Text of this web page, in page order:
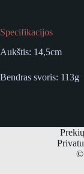
Specifikacijos
Aukštis: 14,5cm
Bendras svoris: 113g
©